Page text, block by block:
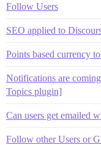
Follow Users
SEO applied to
Points based currency
Notifications are
Topics plugin]
Can users get emailed
Follow other Users or